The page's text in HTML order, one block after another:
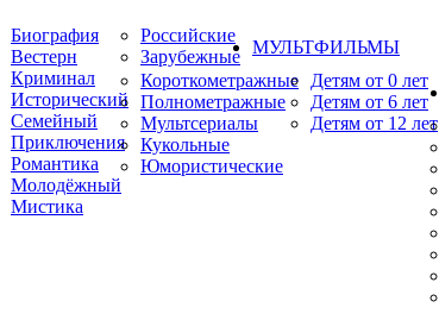
Биография
Вестерн
Криминал
Исторический
Семейный
Приключения
Романтика
Молодёжный
Мистика
Российские
Зарубежные МУЛЬТФИЛЬМЫ
Короткометражные
Полнометражные
Мультсериалы
Кукольные
Юмористические
Детям от 0 лет
Детям от 6 лет
Детям от 12 лет